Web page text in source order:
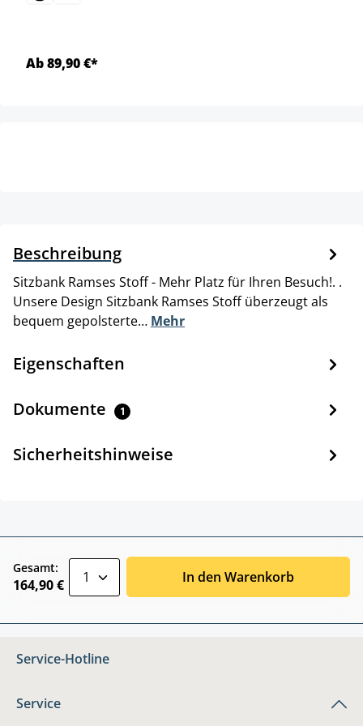
Ab 89,90 €*
Beschreibung
Sitzbank Ramses Stoff - Mehr Platz für Ihren Besuch!. .
Unsere Design Sitzbank Ramses Stoff überzeugt als
bequem gepolsterte… Mehr
Eigenschaften
Dokumente 1
Sicherheitshinweise
Gesamt:
164,90 € In den Warenkorb
Service-Hotline
Service